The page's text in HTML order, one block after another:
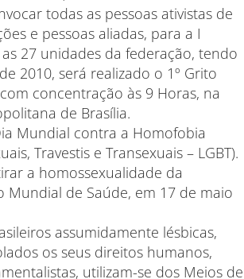
todas as pessoas ativistas de
e pessoas aliadas, para a I
27 unidades da federação, tendo
2010, será realizado o 1º Grito
concentração às 9 Horas, na
de Brasília.
Mundial contra a Homofobia
Travestis e Transexuais – LGBT).
a homossexualidade da
Mundial de Saúde, em 17 de maio
assumidamente lésbicas,
os seus direitos humanos,
utilizam-se dos Meios de